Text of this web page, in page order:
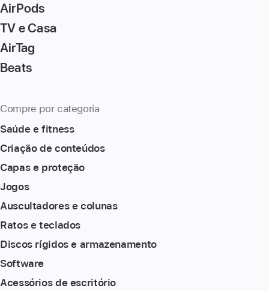
AirPods
TV e Casa
AirTag
Beats
Compre por categoria
Saúde e fitness
Criação de conteúdos
Capas e proteção
Jogos
Auscultadores e colunas
Ratos e teclados
Discos rígidos e armazenamento
Software
Acessórios de escritório